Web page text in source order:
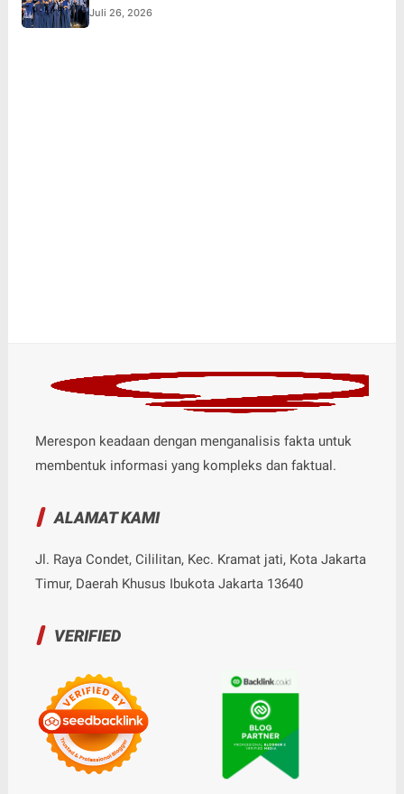
Febryan Kembali sebagai Pemateri untuk
Menginspirasi Generasi Muda
Juli 26, 2026
Merespon keadaan dengan menganalisis fakta untuk
membentuk informasi yang kompleks dan faktual.
ALAMAT KAMI
Jl. Raya Condet, Cililitan, Kec. Kramat jati, Kota Jakarta
Timur, Daerah Khusus Ibukota Jakarta 13640
VERIFIED